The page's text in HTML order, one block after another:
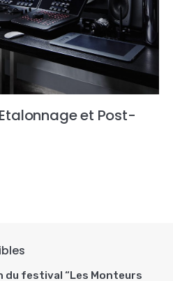
et Post-
du festival “Les Monteurs